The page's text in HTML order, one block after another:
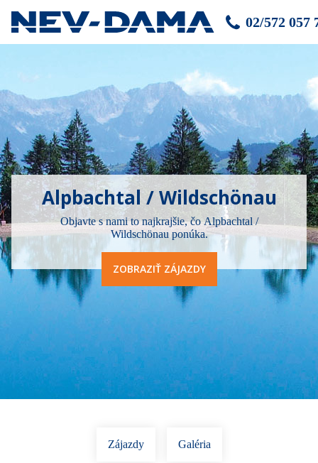
02/572 057
Alpbachtal / Wildschönau
Objavte s nami to najkrajšie, čo Alpbachtal /
Wildschönau ponúka.
ZOBRAZIŤ ZÁJAZDY
Zájazdy Galéria